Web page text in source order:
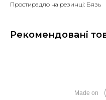
Простирадло на резинці: Бязь
Рекомендовані
Made on